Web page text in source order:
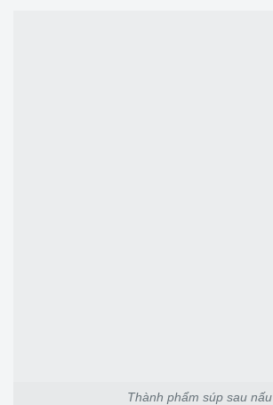
Thành phẩm súp sau nấu